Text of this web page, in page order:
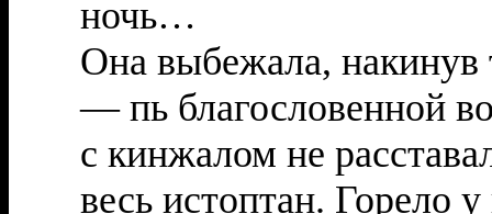
ночь…
Она выбежала, накинув
— пь благословенной
с кинжалом не
весь истоптан. Горело